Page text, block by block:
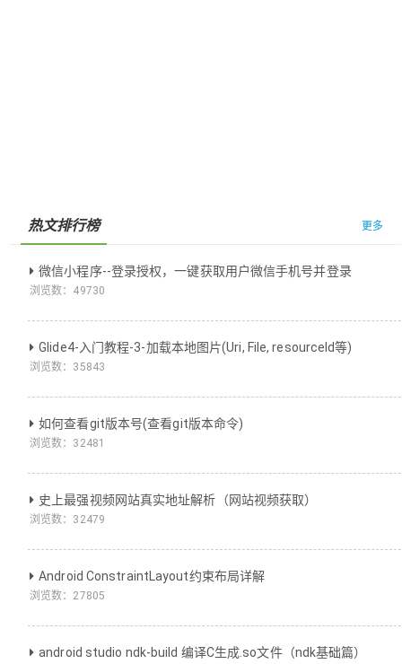
热文排行榜 更多
微信小程序--登录授权，一键获取用户微信手机号并登录
浏览数： 49730
Glide4-入门教程-3-加载本地图片(Uri, File, resourceId等)
浏览数： 35843
如何查看git版本号(查看git版本命令)
浏览数： 32481
史上最强视频网站真实地址解析（网站视频获取）
浏览数： 32479
Android ConstraintLayout约束布局详解
浏览数： 27805
android studio ndk-build 编译C生成.so文件（ndk基础篇）